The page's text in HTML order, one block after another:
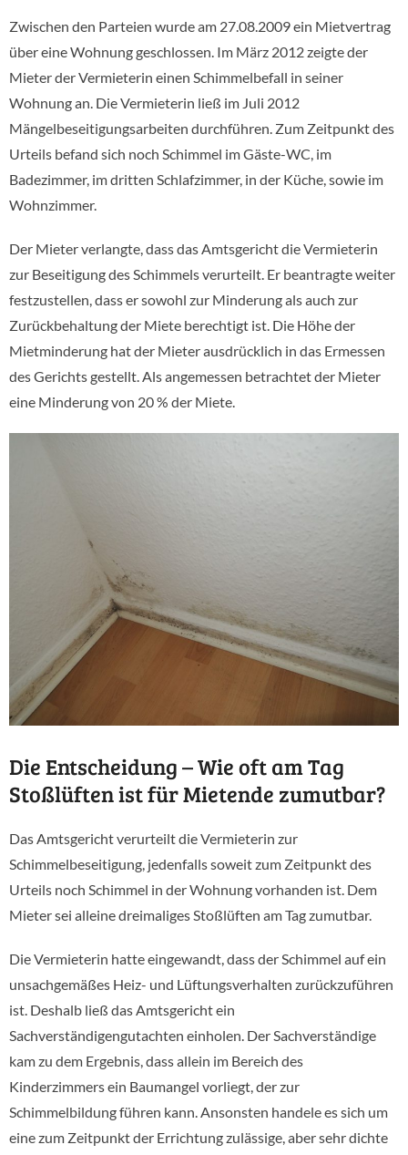
Zwischen den Parteien wurde am 27.08.2009 ein Mietvertrag
über eine Wohnung geschlossen. Im März 2012 zeigte der
Mieter der Vermieterin einen Schimmelbefall in seiner
Wohnung an. Die Vermieterin ließ im Juli 2012
Mängelbeseitigungsarbeiten durchführen. Zum Zeitpunkt des
Urteils befand sich noch Schimmel im Gäste-WC, im
Badezimmer, im dritten Schlafzimmer, in der Küche, sowie im
Wohnzimmer.
Der Mieter verlangte, dass das Amtsgericht die Vermieterin
zur Beseitigung des Schimmels verurteilt. Er beantragte weiter
festzustellen, dass er sowohl zur Minderung als auch zur
Zurückbehaltung der Miete berechtigt ist. Die Höhe der
Mietminderung hat der Mieter ausdrücklich in das Ermessen
des Gerichts gestellt. Als angemessen betrachtet der Mieter
eine Minderung von 20 % der Miete.
Die Entscheidung – Wie oft am Tag
Stoßlüften ist für Mietende zumutbar?
Das Amtsgericht verurteilt die Vermieterin zur
Schimmelbeseitigung, jedenfalls soweit zum Zeitpunkt des
Urteils noch Schimmel in der Wohnung vorhanden ist. Dem
Mieter sei alleine dreimaliges Stoßlüften am Tag zumutbar.
Die Vermieterin hatte eingewandt, dass der Schimmel auf ein
unsachgemäßes Heiz- und Lüftungsverhalten zurückzuführen
ist. Deshalb ließ das Amtsgericht ein
Sachverständigengutachten einholen. Der Sachverständige
kam zu dem Ergebnis, dass allein im Bereich des
Kinderzimmers ein Baumangel vorliegt, der zur
Schimmelbildung führen kann. Ansonsten handele es sich um
eine zum Zeitpunkt der Errichtung zulässige, aber sehr dichte